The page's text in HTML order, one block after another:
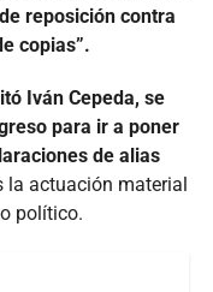
reposición contra
copias”.
Iván Cepeda, se
para ir a poner
de alias
la actuación material
político.